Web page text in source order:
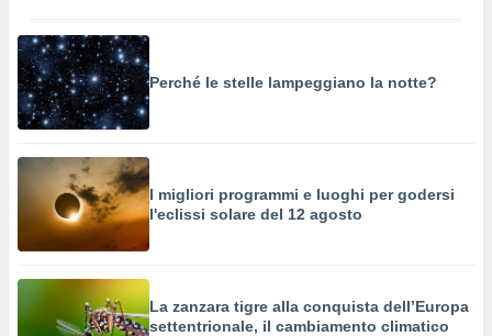
Perché le stelle lampeggiano la notte?
I migliori programmi e luoghi per godersi
l'eclissi solare del 12 agosto
La zanzara tigre alla conquista dell’Europa
settentrionale, il cambiamento climatico